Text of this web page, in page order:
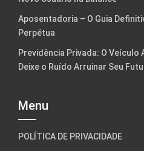
Aposentadoria – O Guia
Perpétua
Previdência Privada: O
Deixe o Ruído Arruinar Seu
Menu
POLÍTICA DE PRIVACIDADE